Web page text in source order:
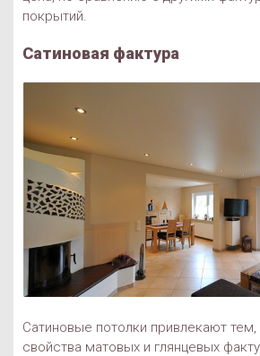
покрытий.
Сатиновая фактура
Сатиновые потолки привлекают
свойства матовых и глянцевых